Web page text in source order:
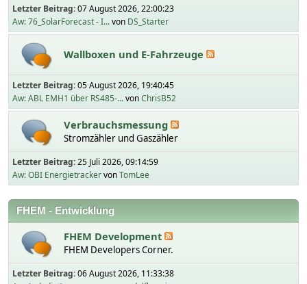
Letzter Beitrag:07 August 2026, 22:00:23
Aw: 76_SolarForecast - I...von DS_Starter
Wallboxen und E-Fahrzeuge
Letzter Beitrag:05 August 2026, 19:40:45
Aw: ABL EMH1 über RS485-...vonChrisB52
Verbrauchsmessung
Stromzähler und Gaszähler
Letzter Beitrag:25 Juli 2026, 09:14:59
Aw: OBI EnergietrackervonTomLee
FHEM - Entwicklung
FHEM Development
FHEM Developers Corner.
Letzter Beitrag:06 August 2026, 11:33:38